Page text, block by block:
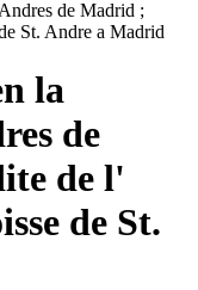
la
de
de l'
de St.